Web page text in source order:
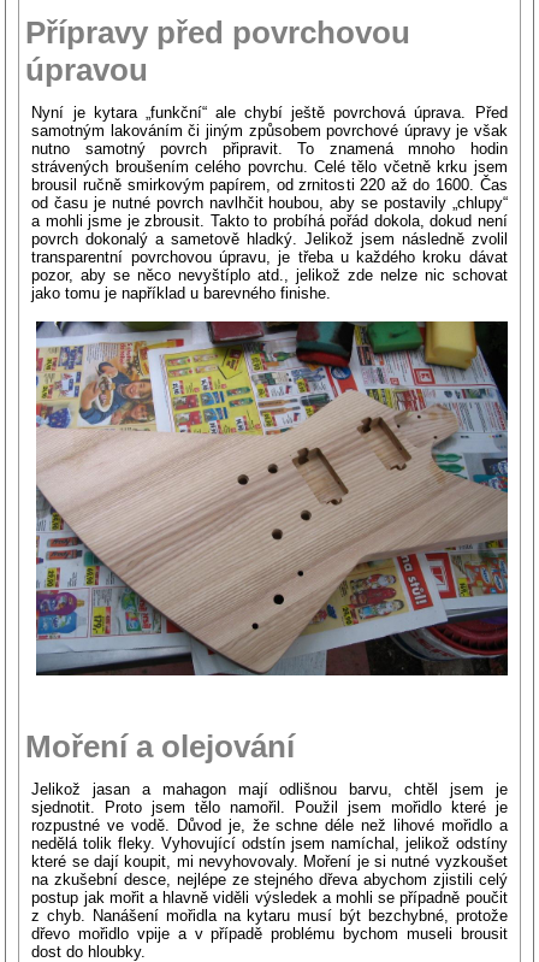
Přípravy před povrchovou
úpravou
Nyní je kytara „funkční“ ale chybí ještě povrchová úprava. Před
samotným lakováním či jiným způsobem povrchové úpravy je však
nutno samotný povrch připravit. To znamená mnoho hodin
strávených broušením celého povrchu. Celé tělo včetně krku jsem
brousil ručně smirkovým papírem, od zrnitosti 220 až do 1600. Čas
od času je nutné povrch navlhčit houbou, aby se postavily „chlupy“
a mohli jsme je zbrousit. Takto to probíhá pořád dokola, dokud není
povrch dokonalý a sametově hladký. Jelikož jsem následně zvolil
transparentní povrchovou úpravu, je třeba u každého kroku dávat
pozor, aby se něco nevyštíplo atd., jelikož zde nelze nic schovat
jako tomu je například u barevného finishe.
Moření a olejování
Jelikož jasan a mahagon mají odlišnou barvu, chtěl jsem je
sjednotit. Proto jsem tělo namořil. Použil jsem mořidlo které je
rozpustné ve vodě. Důvod je, že schne déle než lihové mořidlo a
nedělá tolik fleky. Vyhovující odstín jsem namíchal, jelikož odstíny
které se dají koupit, mi nevyhovovaly. Moření je si nutné vyzkoušet
na zkušební desce, nejlépe ze stejného dřeva abychom zjistili celý
postup jak mořit a hlavně viděli výsledek a mohli se případně poučit
z chyb. Nanášení mořidla na kytaru musí být bezchybné, protože
dřevo mořidlo vpije a v případě problému bychom museli brousit
dost do hloubky.